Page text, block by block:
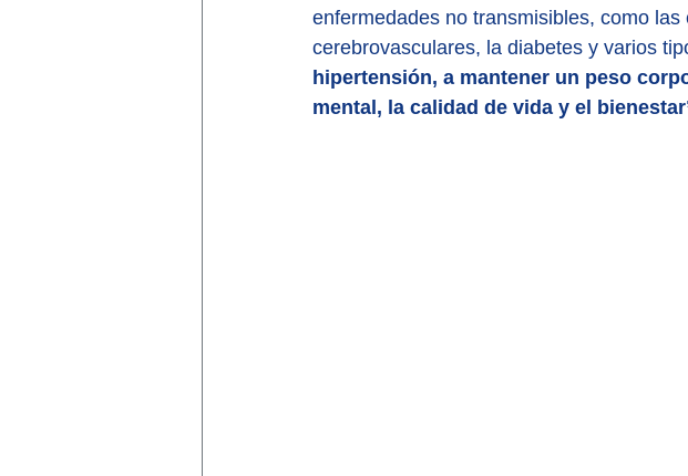
enfermedades no transmisibles, como
cerebrovasculares, la diabetes y varios
hipertensión, a mantener un peso
mental, la calidad de vida y el